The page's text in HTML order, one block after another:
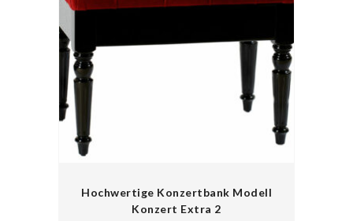
Hochwertige Konzertbank Modell
Konzert Extra 2